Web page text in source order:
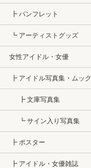
┣ パンフレット
┗ アーティストグッズ
女性アイドル・女優
┣ アイドル写真集・ムック
┣ 文庫写真集
┗ サイン入り写真集
┣ ポスター
┣ アイドル・女優雑誌